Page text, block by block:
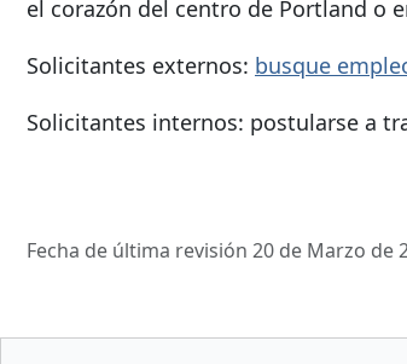
el corazón del centro de Portland o
Solicitantes externos: busque
Solicitantes internos: postularse a
Fecha de última revisión 20 de Marzo de